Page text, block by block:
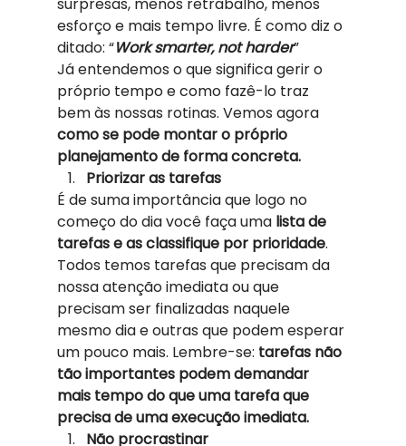
esforço e mais tempo livre. É como diz o
ditado: “Work smarter, not harder”
Já entendemos o que significa gerir o
próprio tempo e como fazê-lo traz
bem às nossas rotinas. Vemos agora
como se pode montar o próprio
planejamento de forma concreta.
Priorizar as tarefas
É de suma importância que logo no
começo do dia você faça uma lista de
tarefas e as classifique por prioridade.
Todos temos tarefas que precisam da
nossa atenção imediata ou que
precisam ser finalizadas naquele
mesmo dia e outras que podem esperar
um pouco mais. Lembre-se: tarefas não
tão importantes podem demandar
mais tempo do que uma tarefa que
precisa de uma execução imediata.
Não procrastinar